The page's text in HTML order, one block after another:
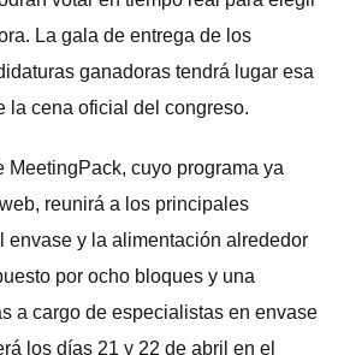
La gala de entrega de los
ganadoras tendrá lugar esa
la cena oficial del congreso.
MeetingPack, cuyo programa ya
reunirá a los principales
envase y la alimentación alrededor
por ocho bloques y una
a cargo de especialistas en envase
los días 21 y 22 de abril en el